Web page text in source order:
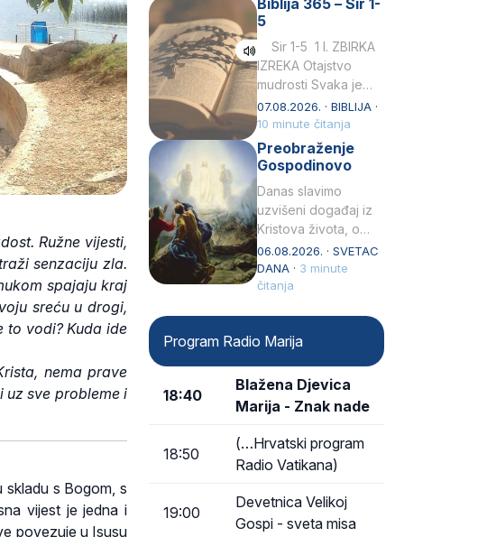
Ružne vijesti,
senzaciju zla.
spajaju kraj
sreću u drogi,
to vodi? Kuda ide
nema prave
uz sve probleme i
s Bogom, s
vijest je jedna i
povezuje u Isusu
rođenjem Grk.
Obnovio je odnose s
afričkim…
Biblija 365 – Sir 1-
5
Sir 1-5 1 I. ZBIRKA
IZREKA Otajstvo
mudrosti Svaka je
mudrost od Gospoda
i s njime je dovijeka.2
Tko će…
07.08.2026. · BIBLIJA ·
10 minute čitanja
Preobraženje
Gospodinovo
Danas slavimo
uzvišeni događaj iz
Kristova života, o
kojem nas izvješćuju
evanđelisti Matej,
Marko i Luka te sveti
06.08.2026. · SVETAC
DANA · 3 minute
čitanja
Program Radio Marija
18:40
Blažena Djevica
Marija - Znak nade
18:50
(…Hrvatski program
Radio Vatikana)
19:00
Devetnica Velikoj
Gospi - sveta misa